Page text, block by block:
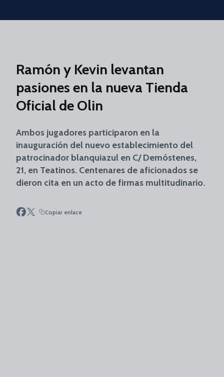
Skip to main content
Ramón y Kevin levantan
pasiones en la nueva Tienda
Oficial de Olin
Ambos jugadores participaron en la
inauguración del nuevo establecimiento del
patrocinador blanquiazul en C/ Demóstenes,
21, en Teatinos. Centenares de aficionados se
dieron cita en un acto de firmas multitudinario.
Copiar enlace